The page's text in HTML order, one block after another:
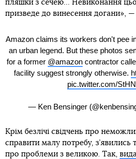
пляшки з сечею... Невиконання
призведе до винесення догани»,
Amazon claims its workers don't pee
an urban legend. But these photos
for a former @amazoncontractor
facility suggest strongly otherwise.
pic.twitter.com/
— Ken Bensinger
Крім безлічі свідчень про
справити малу потребу,
про проблеми з великою. Так,